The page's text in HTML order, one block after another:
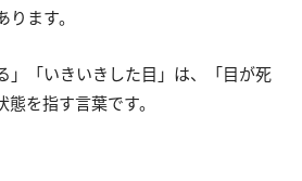
ます。
」「いきいきした目」は、「目が死
を指す言葉です。